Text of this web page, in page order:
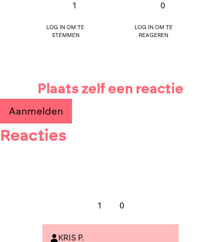
1
Log in om te
stemmen
0
Log in om te
reageren
Plaats zelf een reactie
Aanmelden
Reacties
1 0
KRIS P.